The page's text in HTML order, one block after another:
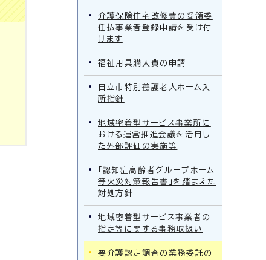
介護保険住宅改修費の受領委
任払事業者登録申請を受け付
けます
福祉用具購入費の申請
日立市特別養護老人ホーム入
所指針
地域密着型サービス事業所に
おける運営推進会議を活用し
た外部評価の実施等
「認知症高齢者グループホーム
等火災対策報告書」を踏まえた
対処方針
地域密着型サービス事業者の
指定等に関する事務取扱い
要介護認定調査の業務委託の